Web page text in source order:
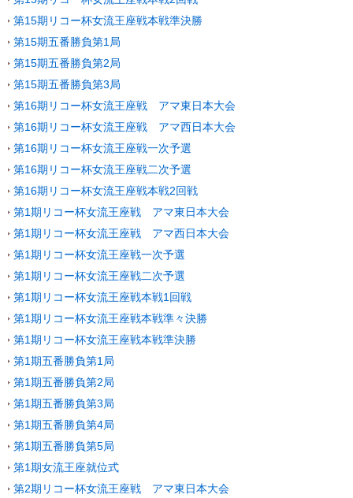
第15期リコー杯女流王座戦本戦準決勝
第15期五番勝負第1局
第15期五番勝負第2局
第15期五番勝負第3局
第16期リコー杯女流王座戦 アマ東日本大会
第16期リコー杯女流王座戦 アマ西日本大会
第16期リコー杯女流王座戦一次予選
第16期リコー杯女流王座戦二次予選
第16期リコー杯女流王座戦本戦2回戦
第1期リコー杯女流王座戦 アマ東日本大会
第1期リコー杯女流王座戦 アマ西日本大会
第1期リコー杯女流王座戦一次予選
第1期リコー杯女流王座戦二次予選
第1期リコー杯女流王座戦本戦1回戦
第1期リコー杯女流王座戦本戦準々決勝
第1期リコー杯女流王座戦本戦準決勝
第1期五番勝負第1局
第1期五番勝負第2局
第1期五番勝負第3局
第1期五番勝負第4局
第1期五番勝負第5局
第1期女流王座就位式
第2期リコー杯女流王座戦 アマ東日本大会